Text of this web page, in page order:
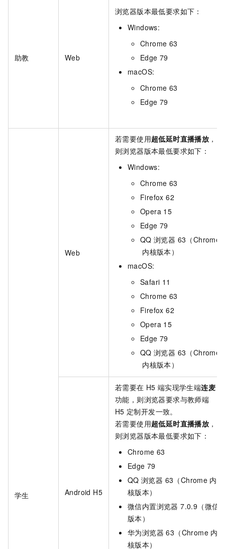
助教 Web
浏览器版本最低要求如下：
Windows:
Chrome 63
Edge 79
macOS:
Chrome 63
Edge 79
学生
Web
若需要使用超低延时直播播放 ，
则浏览器版本最低要求如下：
Windows:
Chrome 63
Firefox 62
Opera 15
Edge 79
QQ 浏览器 63（Chrome
内核版本）
macOS:
Safari 11
Chrome 63
Firefox 62
Opera 15
Edge 79
QQ 浏览器 63（Chrome
内核版本）
Android H5
若需要在 H5 端实现学生端连麦
功能，则浏览器要求与教师端
H5 定制开发一致。
若需要使用超低延时直播播放 ，
则浏览器版本最低要求如下：
Chrome 63
Edge 79
QQ 浏览器 63（Chrome 内
核版本）
微信内置浏览器 7.0.9（微信
版本）
华为浏览器 63（Chrome 内
核版本）